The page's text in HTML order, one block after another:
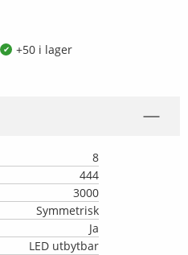
✔ +50 i lager
8
444
3000
Symmetrisk
Ja
LED utbytbar